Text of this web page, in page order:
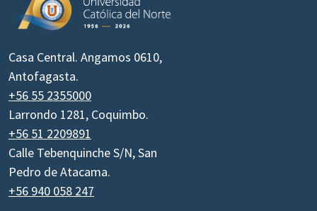
Casa Central. Angamos 0610,
Antofagasta.
+56 55 2355000
Larrondo 1281, Coquimbo.
+56 51 2209891
Calle Tebenquinche S/N, San
Pedro de Atacama.
+56 940 058 247